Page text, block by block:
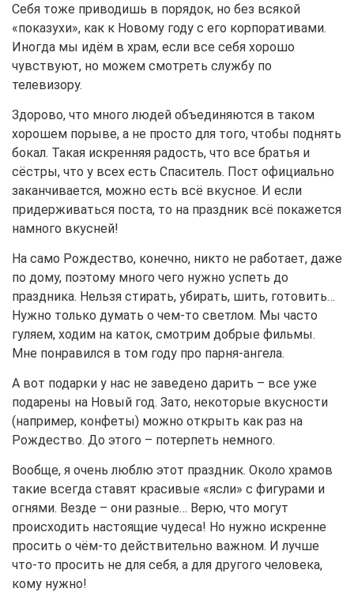
Себя тоже приводишь в порядок, но без всякой
«показухи», как к Новому году с его корпоративами.
Иногда мы идём в храм, если все себя хорошо
чувствуют, но можем смотреть службу по
телевизору.
Здорово, что много людей объединяются в таком
хорошем порыве, а не просто для того, чтобы поднять
бокал. Такая искренняя радость, что все братья и
сёстры, что у всех есть Спаситель. Пост официально
заканчивается, можно есть всё вкусное. И если
придерживаться поста, то на праздник всё покажется
намного вкусней!
На само Рождество, конечно, никто не работает, даже
по дому, поэтому много чего нужно успеть до
праздника. Нельзя стирать, убирать, шить, готовить…
Нужно только думать о чем-то светлом. Мы часто
гуляем, ходим на каток, смотрим добрые фильмы.
Мне понравился в том году про парня-ангела.
А вот подарки у нас не заведено дарить – все уже
подарены на Новый год. Зато, некоторые вкусности
(например, конфеты) можно открыть как раз на
Рождество. До этого – потерпеть немного.
Вообще, я очень люблю этот праздник. Около храмов
такие всегда ставят красивые «ясли» с фигурами и
огнями. Везде – они разные… Верю, что могут
происходить настоящие чудеса! Но нужно искренне
просить о чём-то действительно важном. И лучше
что-то просить не для себя, а для другого человека,
кому нужно!